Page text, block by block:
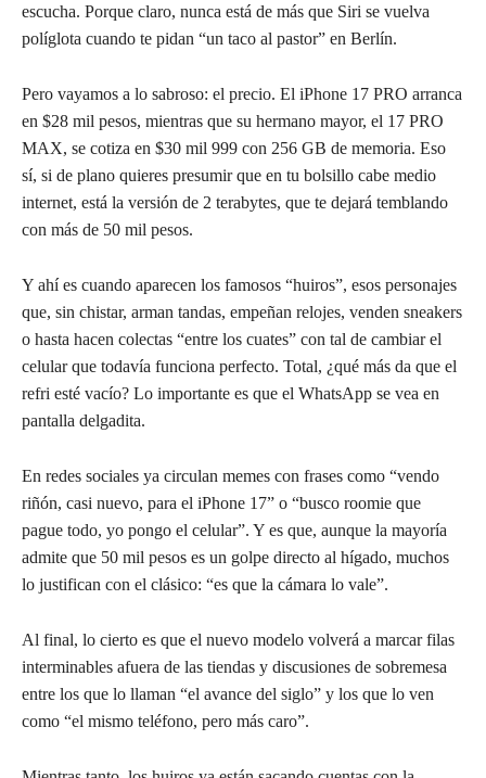
escucha. Porque claro, nunca está de más que Siri se vuelva
políglota cuando te pidan “un taco al pastor” en Berlín.
Pero vayamos a lo sabroso: el precio. El iPhone 17 PRO arranca
en $28 mil pesos, mientras que su hermano mayor, el 17 PRO
MAX, se cotiza en $30 mil 999 con 256 GB de memoria. Eso
sí, si de plano quieres presumir que en tu bolsillo cabe medio
internet, está la versión de 2 terabytes, que te dejará temblando
con más de 50 mil pesos.
Y ahí es cuando aparecen los famosos “huiros”, esos personajes
que, sin chistar, arman tandas, empeñan relojes, venden sneakers
o hasta hacen colectas “entre los cuates” con tal de cambiar el
celular que todavía funciona perfecto. Total, ¿qué más da que el
refri esté vacío? Lo importante es que el WhatsApp se vea en
pantalla delgadita.
En redes sociales ya circulan memes con frases como “vendo
riñón, casi nuevo, para el iPhone 17” o “busco roomie que
pague todo, yo pongo el celular”. Y es que, aunque la mayoría
admite que 50 mil pesos es un golpe directo al hígado, muchos
lo justifican con el clásico: “es que la cámara lo vale”.
Al final, lo cierto es que el nuevo modelo volverá a marcar filas
interminables afuera de las tiendas y discusiones de sobremesa
entre los que lo llaman “el avance del siglo” y los que lo ven
como “el mismo teléfono, pero más caro”.